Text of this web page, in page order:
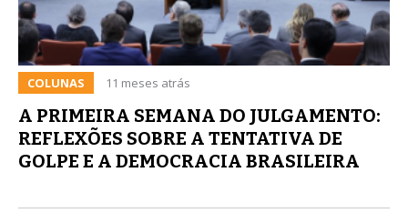
COLUNAS 11 meses atrás
A PRIMEIRA SEMANA DO JULGAMENTO:
REFLEXÕES SOBRE A TENTATIVA DE
GOLPE E A DEMOCRACIA BRASILEIRA